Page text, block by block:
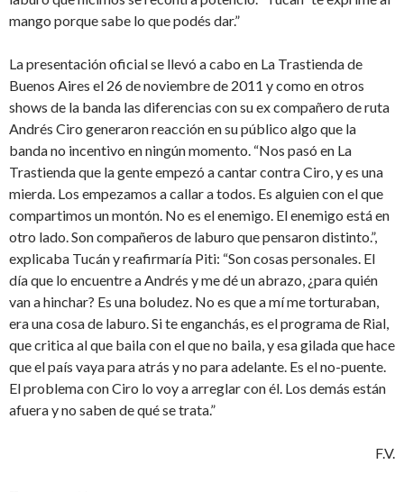
mango porque sabe lo que podés dar.”
La presentación oficial se llevó a cabo en La Trastienda de
Buenos Aires el 26 de noviembre de 2011 y como en otros
shows de la banda las diferencias con su ex compañero de ruta
Andrés Ciro generaron reacción en su público algo que la
banda no incentivo en ningún momento. “Nos pasó en La
Trastienda que la gente empezó a cantar contra Ciro, y es una
mierda. Los empezamos a callar a todos. Es alguien con el que
compartimos un montón. No es el enemigo. El enemigo está en
otro lado. Son compañeros de laburo que pensaron distinto.”,
explicaba Tucán y reafirmaría Piti: “Son cosas personales. El
día que lo encuentre a Andrés y me dé un abrazo, ¿para quién
van a hinchar? Es una boludez. No es que a mí me torturaban,
era una cosa de laburo. Si te enganchás, es el programa de Rial,
que critica al que baila con el que no baila, y esa gilada que hace
que el país vaya para atrás y no para adelante. Es el no-puente.
El problema con Ciro lo voy a arreglar con él. Los demás están
afuera y no saben de qué se trata.”
F.V.